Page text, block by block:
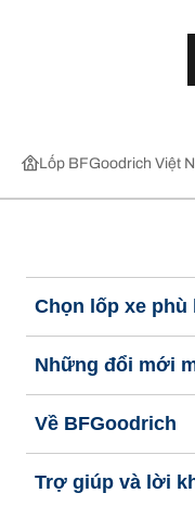
Lốp BFGoodrich Việt
Chọn lốp xe phù
Những đổi mới
Về BFGoodrich
Trợ giúp và lời